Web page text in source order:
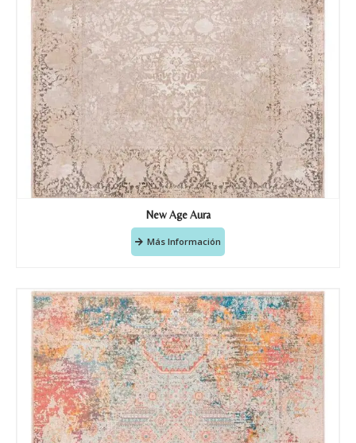
New Age Aura
Más Información
información que envío para que
puedan responder a mi petición.
Recibir mi oferta